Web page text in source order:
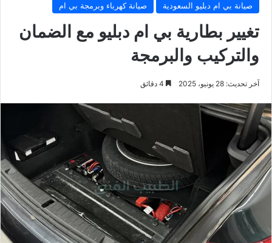
صيانة بي ام دبليو السعودية صيانة كهرباء وبرمجة بي ام
تغيير بطارية بي ام دبليو مع الضمان
والتركيب والبرمجة
آخر تحديث: 28 يونيو، 2025